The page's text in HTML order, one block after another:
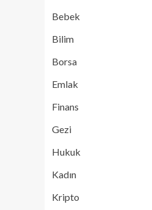
Bebek
Bilim
Borsa
Emlak
Finans
Gezi
Hukuk
Kadın
Kripto